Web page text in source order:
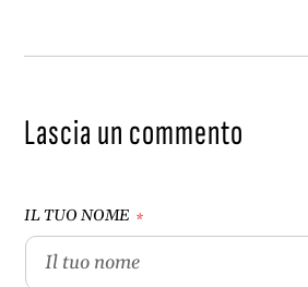
Lascia un commento
IL TUO NOME *